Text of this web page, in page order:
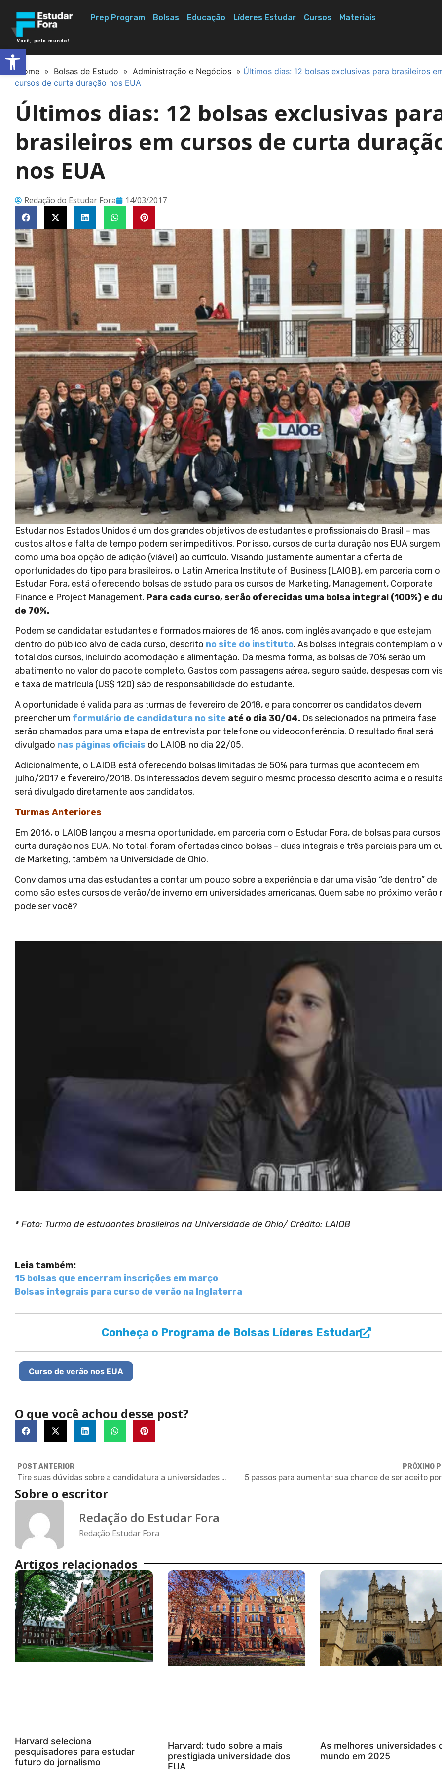
Prep Program Bolsas Educação Líderes Estudar Cursos Materiais
Home » Bolsas de Estudo » Administração e Negócios » Últimos dias: 12 bolsas exclusivas para brasileiros
cursos de curta duração nos EUA
Últimos dias: 12 bolsas exclusivas
brasileiros em cursos de curta
nos EUA
Redação do Estudar Fora 14/03/2017
Estudar nos Estados Unidos é um dos grandes objetivos de estudantes e profissionais do Brasil – mas
custos altos e falta de tempo podem ser impeditivos. Por isso, cursos de curta duração nos EUA surgem
como uma boa opção de adição (viável) ao currículo. Visando justamente aumentar a oferta de
oportunidades do tipo para brasileiros, o Latin America Institute of Business (LAIOB), em parceria com o
Estudar Fora, está oferecendo bolsas de estudo para os cursos de Marketing, Management, Corporate
Finance e Project Management. Para cada curso, serão oferecidas uma bolsa integral (100%) e
de 70%.
Podem se candidatar estudantes e formados maiores de 18 anos, com inglês avançado e que estejam
dentro do público alvo de cada curso, descrito no site do instituto. As bolsas integrais contemplam o
total dos cursos, incluindo acomodação e alimentação. Da mesma forma, as bolsas de 70% serão um
abatimento no valor do pacote completo. Gastos com passagens aérea, seguro saúde, despesas com
e taxa de matrícula (US$ 120) são de responsabilidade do estudante.
A oportunidade é valida para as turmas de fevereiro de 2018, e para concorrer os candidatos devem
preencher um formulário de candidatura no site até o dia 30/04. Os selecionados na primeira fase
serão chamados para uma etapa de entrevista por telefone ou videoconferência. O resultado final será
divulgado nas páginas oficiais do LAIOB no dia 22/05.
Adicionalmente, o LAIOB está oferecendo bolsas limitadas de 50% para turmas que acontecem em
julho/2017 e fevereiro/2018. Os interessados devem seguir o mesmo processo descrito acima e o
será divulgado diretamente aos candidatos.
Turmas Anteriores
Em 2016, o LAIOB lançou a mesma oportunidade, em parceria com o Estudar Fora, de bolsas para cursos
curta duração nos EUA. No total, foram ofertadas cinco bolsas – duas integrais e três parciais para um
de Marketing, também na Universidade de Ohio.
Convidamos uma das estudantes a contar um pouco sobre a experiência e dar uma visão “de dentro” de
como são estes cursos de verão/de inverno em universidades americanas. Quem sabe no próximo verão
pode ser você?
* Foto: Turma de estudantes brasileiros na Universidade de Ohio/ Crédito: LAIOB
Leia também:
15 bolsas que encerram inscrições em março
Bolsas integrais para curso de verão na Inglaterra
Conheça o Programa de Bolsas Líderes Estudar
Curso de verão nos EUA
O que você achou desse post?
POST ANTERIOR
Tire suas dúvidas sobre a candidatura a universidades portuguesas!
PRÓXIMO
Sobre o escritor
Redação do Estudar Fora
Redação Estudar Fora
Artigos relacionados
Harvard seleciona
pesquisadores para estudar
futuro do jornalismo
Harvard: tudo sobre a mais
prestigiada universidade dos
EUA
As melhores universidades
mundo em 2025
Abrir a barra de ferramentas